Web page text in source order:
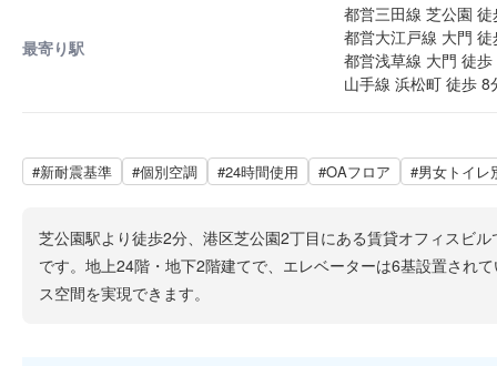
最寄り駅
都営三田線 芝公園
都営大江戸線 大門
都営浅草線 大門 徒歩
山手線 浜松町 徒歩 8
#新耐震基準 #個別空調 #24時間使用 #OAフロア #男女トイレ
芝公園駅より徒歩2分、港区芝公園2丁目にある賃貸オフィスビ
です。地上24階・地下2階建てで、エレベーターは6基設置され
ス空間を実現できます。